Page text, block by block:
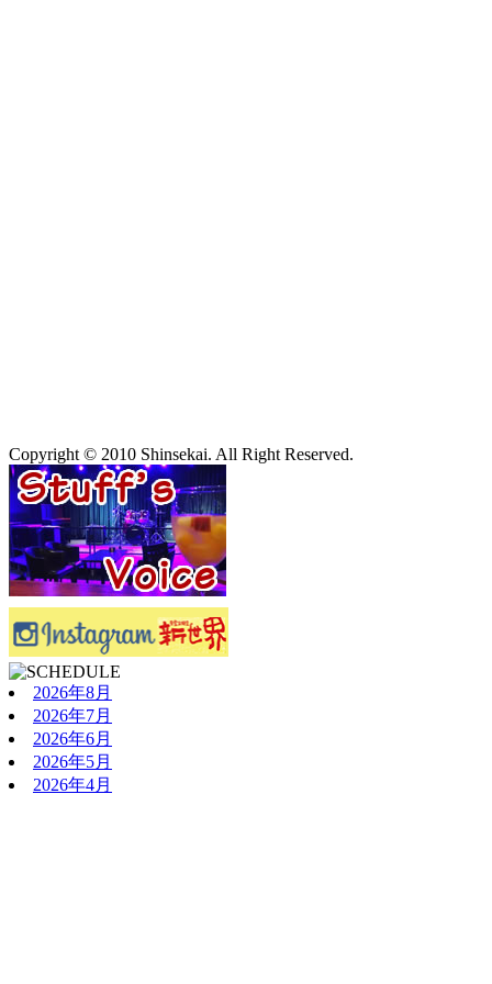
Copyright © 2010 Shinsekai. All Right Reserved.
2026年8月
2026年7月
2026年6月
2026年5月
2026年4月